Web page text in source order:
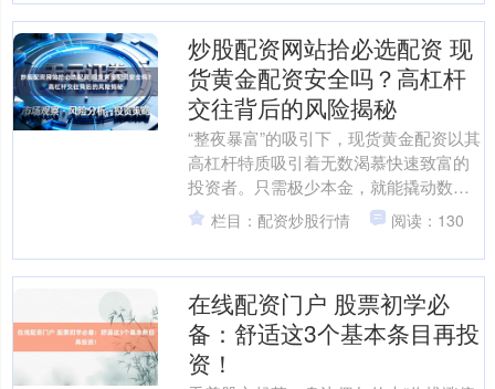
炒股配资网站拾必选配资 现
货黄金配资安全吗？高杠杆
交往背后的风险揭秘
“整夜暴富”的吸引下，现货黄金配资以其
高杠杆特质吸引着无数渴慕快速致富的
投资者。只需极少本金，就能撬动数十
倍致使上百倍的交往资金——这听上去
像是通往金钱的捷径。....
栏目：配资炒股行情 阅读：130
在线配资门户 股票初学必
备：舒适这3个基本条目再投
资！